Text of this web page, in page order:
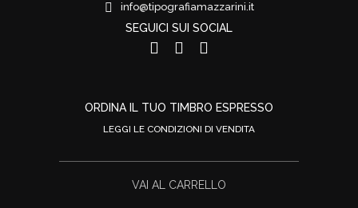
info@tipografiamazzarini.it
SEGUICI SUI SOCIAL
ORDINA IL TUO TIMBRO ESPRESSO
LEGGI LE CONDIZIONI DI VENDITA
VAI AL CARRELLO